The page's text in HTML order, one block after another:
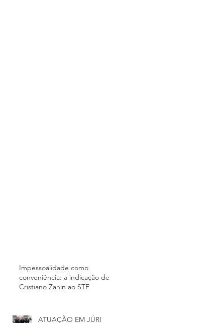
Impessoalidade como
conveniência: a indicação de
Cristiano Zanin ao STF
ATUAÇÃO EM JÚRI